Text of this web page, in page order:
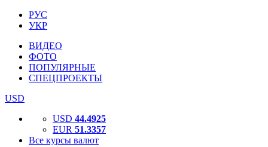
РУС
УКР
ВИДЕО
ФОТО
ПОПУЛЯРНЫЕ
СПЕЦПРОЕКТЫ
USD
USD 44.4925
EUR 51.3357
Все курсы валют